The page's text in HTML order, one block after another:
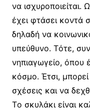
να
έχει φτάσει κοντά
δηλαδή να
υπεύθυνο. Tότε,
νηπιαγωγείο, όπου
κόσμο. Έτσι,
σχέσεις και να
Tο σκυλάκι είναι